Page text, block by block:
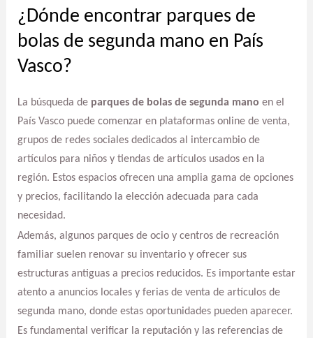
¿Dónde encontrar parques de
bolas de segunda mano en País
Vasco?
La búsqueda de parques de bolas de segunda mano en el
País Vasco puede comenzar en plataformas online de venta,
grupos de redes sociales dedicados al intercambio de
artículos para niños y tiendas de artículos usados en la
región. Estos espacios ofrecen una amplia gama de opciones
y precios, facilitando la elección adecuada para cada
necesidad.
Además, algunos parques de ocio y centros de recreación
familiar suelen renovar su inventario y ofrecer sus
estructuras antiguas a precios reducidos. Es importante estar
atento a anuncios locales y ferias de venta de artículos de
segunda mano, donde estas oportunidades pueden aparecer.
Es fundamental verificar la reputación y las referencias de